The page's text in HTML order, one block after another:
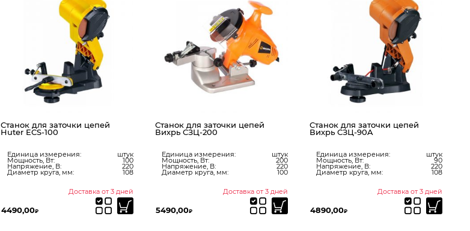
Станок для заточки цепей
Huter ECS-100
Единица измерения: штук
Мощность, Вт: 100
Напряжение, В: 220
Диаметр круга, мм: 108
Доставка от 3 дней
4490,00₽
Станок для заточки цепей
Вихрь СЗЦ-200
Единица измерения: штук
Мощность, Вт: 200
Напряжение, В: 220
Диаметр круга, мм: 100
Доставка от 3 дней
5490,00₽
Станок для заточки цепей
Вихрь СЗЦ-90A
Единица измерения: штук
Мощность, Вт: 90
Напряжение, В: 220
Диаметр круга, мм: 108
Доставка от 3 дней
4890,00₽